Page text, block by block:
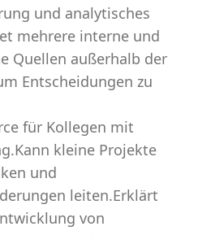
und analytisches
mehrere interne und
Quellen außerhalb der
Entscheidungen zu
für Kollegen mit
kleine Projekte
und
leiten.Erklärt
von